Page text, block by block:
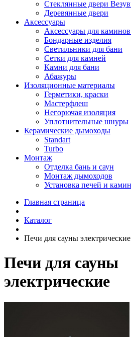
Стеклянные двери
Деревянные двери
Аксессуары
Аксессуары для
Бондарные изделия
Светильники для бани
Сетки для камней
Камни для бани
Абажуры
Изоляционные материалы
Герметики, краски
Мастерфлеш
Негорючая изоляция
Уплотнительные шнуры
Керамические дымоходы
Standart
Turbo
Монтаж
Отделка бань и саун
Монтаж дымоходов
Установка печей и
Главная страница
Каталог
Печи для сауны электрические
Печи для сауны
электрические